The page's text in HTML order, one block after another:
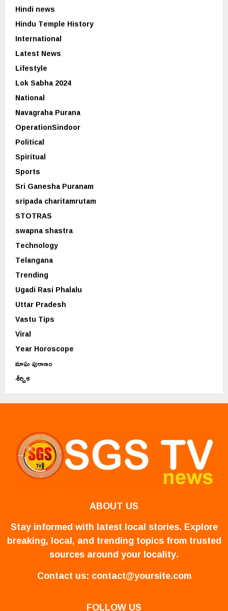
Hindi news
Hindu Temple History
International
Latest News
Lifestyle
Lok Sabha 2024
National
Navagraha Purana
OperationSindoor
Political
Spiritual
Sports
Sri Ganesha Puranam
sripada charitamrutam
STOTRAS
swapna shastra
Technology
Telangana
Trending
Ugadi Rasi Phalalu
Uttar Pradesh
Vastu Tips
Viral
Year Horoscope
మాఘ పురాణం
శీర్షిక
ABOUT US
Stay informed with latest local stories. Explore
breaking, local, and trending topics from trusted
sources around your locality.
Contact us: contact@yoursite.com
FOLLOW US